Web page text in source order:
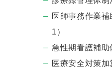
医師事務作業
1）
急性期看護補助
医療安全対策加